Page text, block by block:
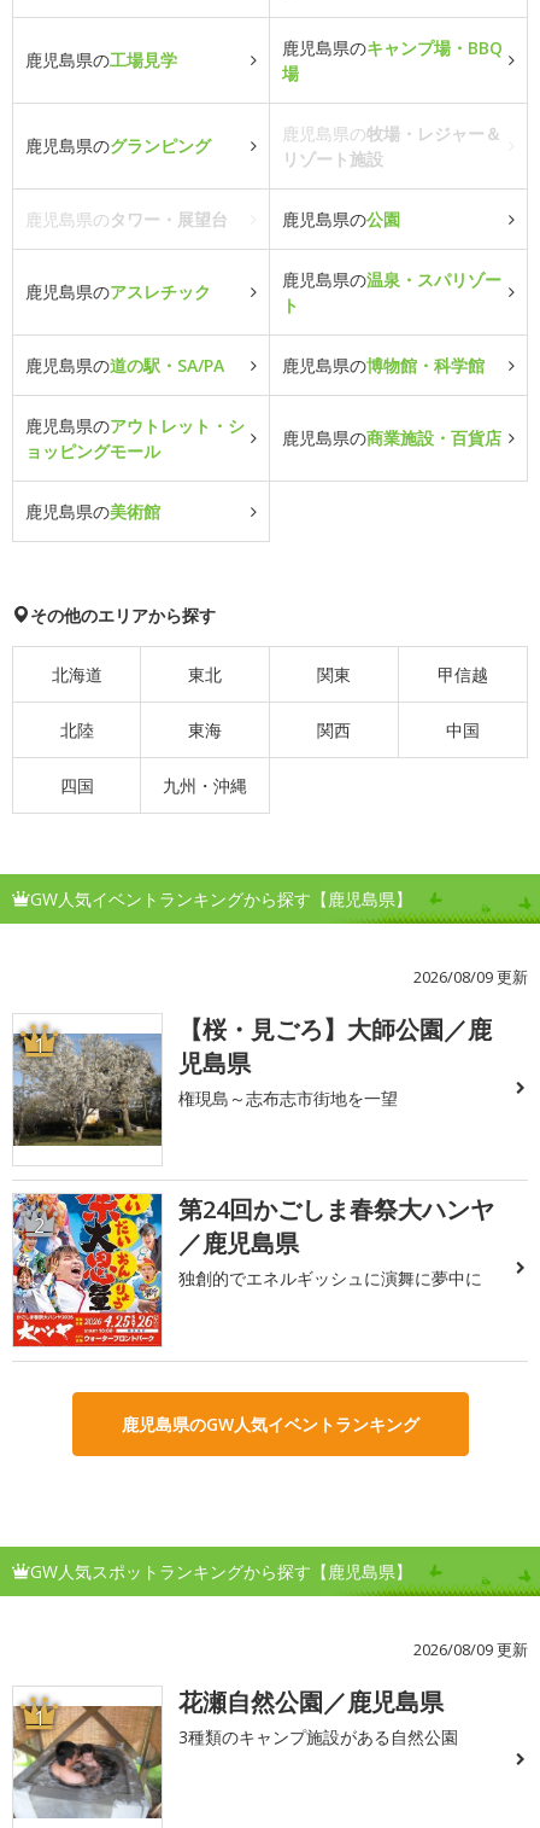
鹿児島県の工場見学
鹿児島県のキャンプ場・BBQ
場
鹿児島県のグランピング
鹿児島県の牧場・レジャー＆
リゾート施設
鹿児島県のタワー・展望台 鹿児島県の公園
鹿児島県のアスレチック
鹿児島県の温泉・スパリゾー
ト
鹿児島県の道の駅・SA/PA 鹿児島県の博物館・科学館
鹿児島県のアウトレット・シ
ョッピングモール
鹿児島県の商業施設・百貨店
鹿児島県の美術館
その他のエリアから探す
北海道 東北 関東 甲信越
北陸 東海 関西 中国
四国 九州・沖縄
GW人気イベントランキングから探す【鹿児島県】
2026/08/09 更新
1
【桜・見ごろ】大師公園／鹿
児島県
権現島～志布志市街地を一望
2
第24回かごしま春祭大ハンヤ
／鹿児島県
独創的でエネルギッシュに演舞に夢中に
鹿児島県のGW人気イベントランキング
GW人気スポットランキングから探す【鹿児島県】
2026/08/09 更新
1 花瀬自然公園／鹿児島県
3種類のキャンプ施設がある自然公園